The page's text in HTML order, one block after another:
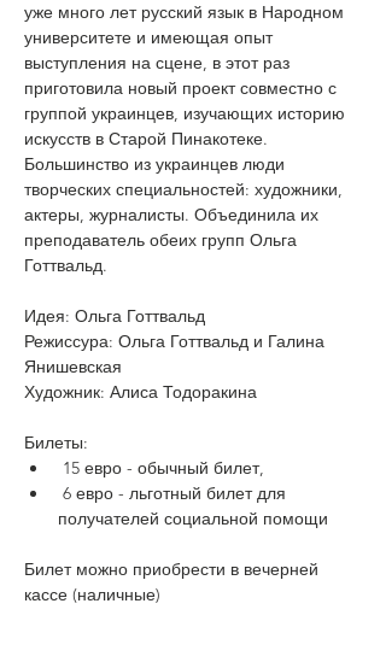
уже много лет русский язык в Народном
университете и имеющая опыт
выступления на сцене, в этот раз
приготовила новый проект совместно с
группой украинцев, изучающих историю
искусств в Старой Пинакотеке.
Большинство из украинцев люди
творческих специальностей: художники,
актеры, журналисты. Объединила их
преподаватель обеих групп Ольга
Готтвальд.
Идея: Ольга Готтвальд
Режиссура: Ольга Готтвальд и Галина
Янишевская
Художник: Алиса Тодоракина
Билеты:
15 евро - обычный билет,
6 евро - льготный билет для
получателей социальной помощи
Билет можно приобрести в вечерней
кассе (наличные)